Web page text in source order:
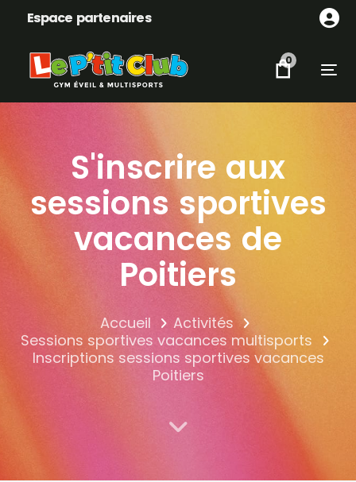
content
Espace partenaires
0
S'inscrire aux
sessions sportives
vacances de
Poitiers
Accueil
Activités
Sessions sportives vacances multisports
Inscriptions sessions sportives vacances
Poitiers